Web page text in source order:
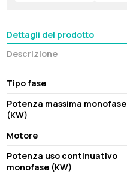
Dettagli del prodotto
Descrizione
Tipo fase
Potenza massima monofase
(KW)
Motore
Potenza uso continuativo
monofase (KW)